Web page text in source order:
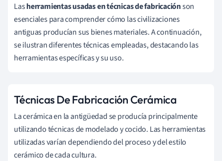
Lasherramientas usadas en técnicas de fabricaciónson
esenciales para comprender cómo las civilizaciones
antiguas producían sus bienes materiales. A continuación,
se ilustran diferentes técnicas empleadas, destacando las
herramientas específicas y su uso.
Técnicas De Fabricación Cerámica
La cerámica en la antigüedad se producía principalmente
utilizando técnicas de modelado y cocido. Las herramientas
utilizadas varían dependiendo del proceso y del estilo
cerámico de cada cultura.